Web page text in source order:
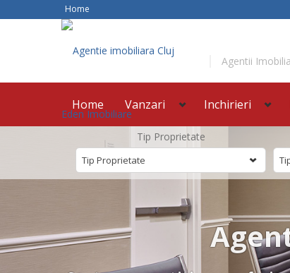
Home
Agentii
Home Vanzari Inchirieri
Tip Proprietate
Tip Proprietate